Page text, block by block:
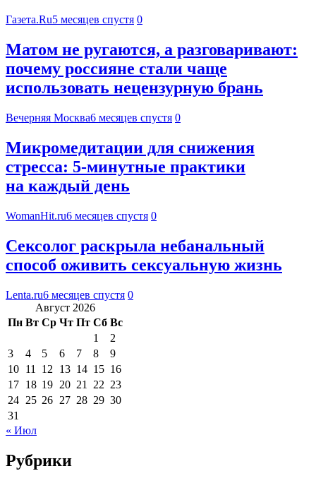
Газета.Ru5 месяцев спустя 0
Матом не ругаются, а разговаривают:
почему россияне стали чаще
использовать нецензурную брань
Вечерняя Москва6 месяцев спустя 0
Микромедитации для снижения
стресса: 5-минутные практики
на каждый день
WomanHit.ru6 месяцев спустя 0
Сексолог раскрыла небанальный
способ оживить сексуальную жизнь
Lenta.ru6 месяцев спустя 0
Август 2026
Пн Вт Ср Чт Пт Сб Вс
1
2
3
4 5 6 7 8
9
10 11 12 13 14 15 16
17 18 19 20 21 22 23
24 25 26 27 28 29 30
31
« Июл
Рубрики